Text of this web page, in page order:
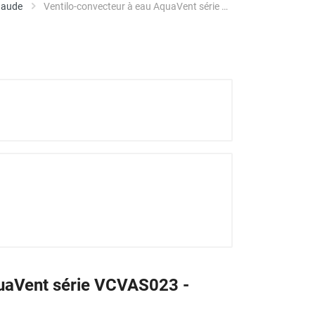
Ventilo-convecteur à eau AquaVent série VCVAS023 - AXELAIR
série VCVAS023 -